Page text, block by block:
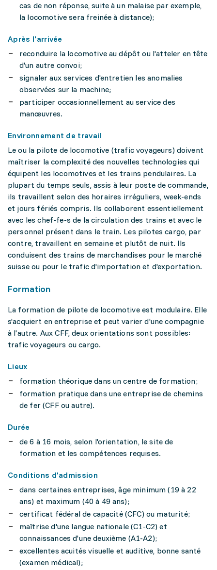
cas de non réponse, suite à un malaise par exemple,
la locomotive sera freinée à distance);
Après l'arrivée
reconduire la locomotive au dépôt ou l'atteler en tête
d'un autre convoi;
signaler aux services d'entretien les anomalies
observées sur la machine;
participer occasionnellement au service des
manœuvres.
Environnement de travail
Le ou la pilote de locomotive (trafic voyageurs) doivent
maîtriser la complexité des nouvelles technologies qui
équipent les locomotives et les trains pendulaires. La
plupart du temps seuls, assis à leur poste de commande,
ils travaillent selon des horaires irréguliers, week-ends
et jours fériés compris. Ils collaborent essentiellement
avec les chef-fe-s de la circulation des trains et avec le
personnel présent dans le train. Les pilotes cargo, par
contre, travaillent en semaine et plutôt de nuit. Ils
conduisent des trains de marchandises pour le marché
suisse ou pour le trafic d'importation et d'exportation.
Formation
La formation de pilote de locomotive est modulaire. Elle
s'acquiert en entreprise et peut varier d'une compagnie
à l'autre. Aux CFF, deux orientations sont possibles:
trafic voyageurs ou cargo.
Lieux
formation théorique dans un centre de formation;
formation pratique dans une entreprise de chemins
de fer (CFF ou autre).
Durée
de 6 à 16 mois, selon l'orientation, le site de
formation et les compétences requises.
Conditions d'admission
dans certaines entreprises, âge minimum (19 à 22
ans) et maximum (40 à 49 ans);
certificat fédéral de capacité (CFC) ou maturité;
maîtrise d'une langue nationale (C1-C2) et
connaissances d'une deuxième (A1-A2);
excellentes acuités visuelle et auditive, bonne santé
(examen médical);